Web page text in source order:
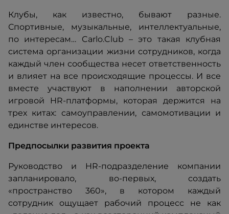
Клубы, как известно, бывают разные.
Спортивные, музыкальные, интеллектуальные,
по интересам… Carlo.Club – это такая клубная
система организации жизни сотрудников, когда
каждый член сообщества несет ответственность
и влияет на все происходящие процессы. И все
вместе участвуют в наполнении авторской
игровой HR-платформы, которая держится на
трех китах: самоуправлении, самомотивации и
единстве интересов.
Предпосылки развития проекта
Руководство и HR-подразделение компании
запланировало, во-первых, создать
«пространство 360», в котором каждый
сотрудник ощущает рабочий процесс не как